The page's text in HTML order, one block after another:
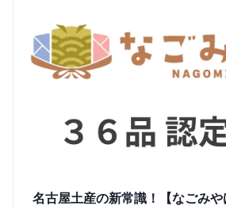
名古屋土産の新常識！【なごみ